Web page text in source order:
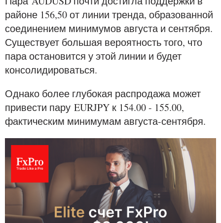
районе 156,50 от линии тренда, образованной
соединением минимумов августа и сентября.
Существует большая вероятность того, что
пара остановится у этой линии и будет
консолидироваться.
Однако более глубокая распродажа может
привести пару EURJPY к 154.00 - 155.00,
фактическим минимумам августа-сентября.